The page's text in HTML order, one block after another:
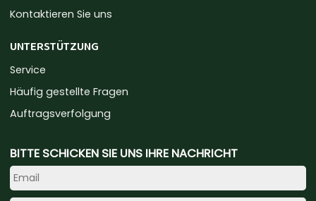
Kontaktieren Sie uns
UNTERSTÜTZUNG
Service
Häufig gestellte Fragen
Auftragsverfolgung
BITTE SCHICKEN SIE UNS IHRE NACHRICHT